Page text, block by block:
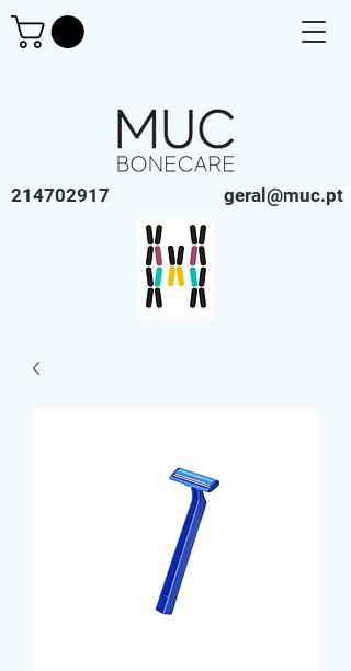
214702917 geral@muc.pt